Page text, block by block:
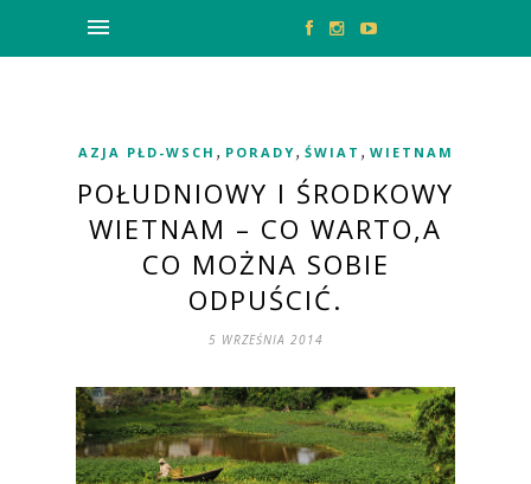
AZJA PŁD-WSCH , PORADY , ŚWIAT , WIETNAM
POŁUDNIOWY I ŚRODKOWY
WIETNAM – CO WARTO,A
CO MOŻNA SOBIE
ODPUŚCIĆ.
5 WRZEŚNIA 2014